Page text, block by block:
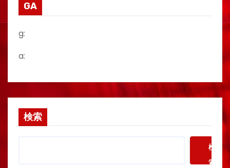
GA
g:
a:
検索
検
索